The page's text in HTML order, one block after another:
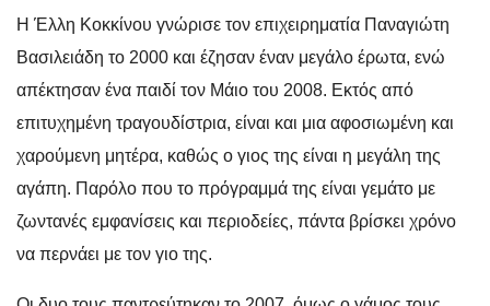
Η Έλλη Κοκκίνου γνώρισε τον επιχειρηματία Παναγιώτη
Βασιλειάδη το 2000 και έζησαν έναν μεγάλο έρωτα, ενώ
απέκτησαν ένα παιδί τον Μάιο του 2008. Εκτός από
επιτυχημένη τραγουδίστρια, είναι και μια αφοσιωμένη και
χαρούμενη μητέρα, καθώς ο γιος της είναι η μεγάλη της
αγάπη. Παρόλο που το πρόγραμμά της είναι γεμάτο με
ζωντανές εμφανίσεις και περιοδείες, πάντα βρίσκει χρόνο
να περνάει με τον γιο της.